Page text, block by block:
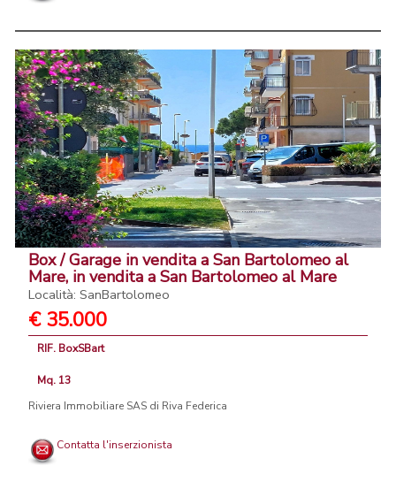
Box / Garage in vendita a San Bartolomeo al
Mare, in vendita a San Bartolomeo al Mare
Località: SanBartolomeo
€ 35.000
RIF. BoxSBart
Mq. 13
Riviera Immobiliare SAS di Riva Federica
Contatta l'inserzionista